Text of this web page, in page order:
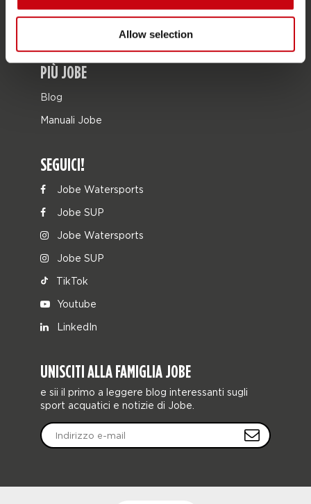
Allow selection
PIÙ JOBE
Blog
Manuali Jobe
SEGUICI!
Jobe Watersports
Jobe SUP
Jobe Watersports
Jobe SUP
TikTok
Youtube
LinkedIn
UNISCITI ALLA FAMIGLIA JOBE
e sii il primo a leggere blog interessanti sugli
sport acquatici e notizie di Jobe.